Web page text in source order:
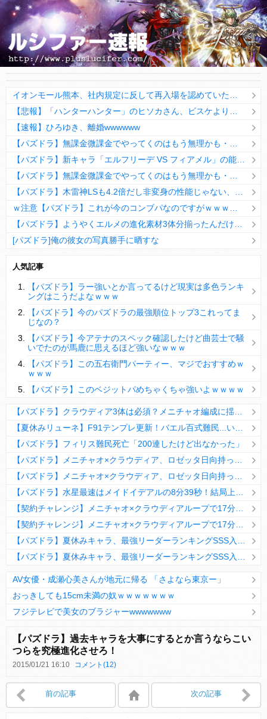
【速報】ひろゆき、離婚wwwwww
[パズドラ]俺の彼女の写真勝手に晒すな
【パズドラ】陣とか覚醒大小の方がええやろか？
ＤｅＮＡ山崎憲晴 左膝靭帯の手術を無事に終了
Powered by livedoor 相互RSS
人気記事
【パズドラ】ラー強いとか言ってるけど現実は多色ランキ
ングはこうだよなｗｗｗ
【パズドラ】今のパズドラの最強順位トップ3これってま
じなの？
【パズドラ】今アテナのスペック確認したけど曲芸士で騒
いでたのが馬鹿に思えるほど強いなｗｗｗ
【パズドラ】この五右衛門パーティー、マジでおすすめｗ
ｗｗｗ
【パズドラ】このベジットパめちゃくちゃ強いよｗｗｗｗ
【パズドラ】フィリス難民死亡「200連したけど出なかった」
Powered by livedoor 相互RSS
AV女優・成瀬心美さんが地元に帰る 「さよなら東京ー」
おっきしても15cm未満の奴ｗｗｗｗｗｗｗ
フジテレビで美女のブラジャーwwwwwww
【パズドラ】過去キャラを大事にするとか言うならこい
つらを究極進化させろ！
2015/01/21 16:10 コメント(12)
前の記事 次の記事